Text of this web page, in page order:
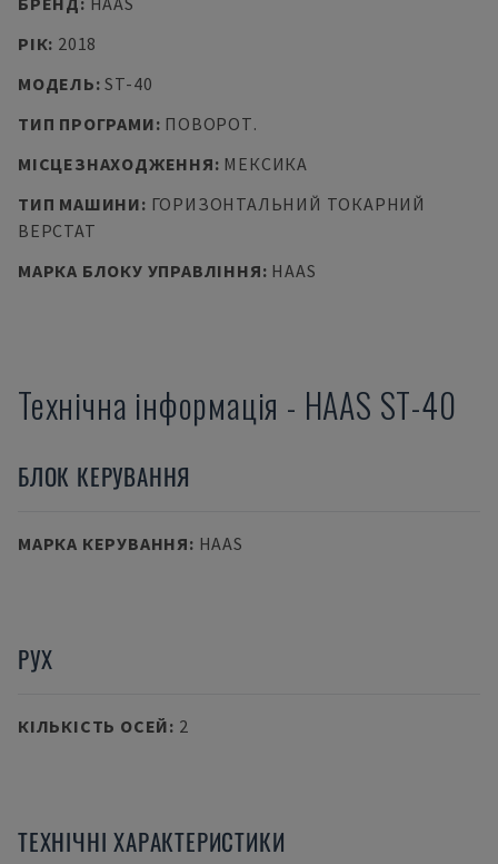
РІК: 2018
МОДЕЛЬ:ST-40
ТИП ПРОГРАМИ: ПОВОРОТ.
МІСЦЕЗНАХОДЖЕННЯ: МЕКСИКА
ТИП МАШИНИ: ГОРИЗОНТАЛЬНИЙ ТОКАРНИЙ
ВЕРСТАТ
МАРКА БЛОКУ УПРАВЛІННЯ: HAAS
Технічна інформація - HAAS ST-40
БЛОК КЕРУВАННЯ
МАРКА КЕРУВАННЯ: HAAS
РУХ
КІЛЬКІСТЬ ОСЕЙ: 2
ТЕХНІЧНІ ХАРАКТЕРИСТИКИ